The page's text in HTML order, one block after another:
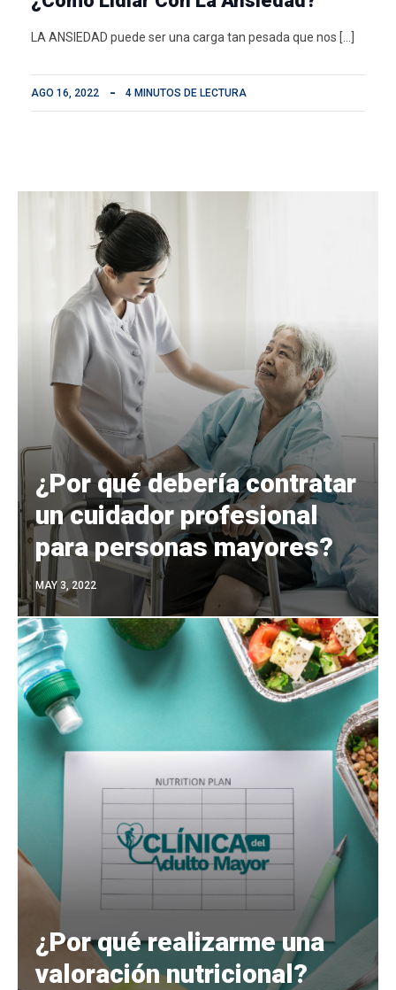
LA ANSIEDAD puede ser una carga tan pesada que nos […]
AGO 16, 2022 4 MINUTOS DE LECTURA
¿Por qué debería contratar
un cuidador profesional
para personas mayores?
MAY 3, 2022
¿Por qué realizarme una
valoración nutricional?